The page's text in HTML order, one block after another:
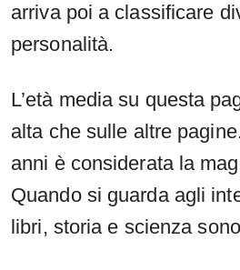
arriva poi a classificare
personalità.
L’età media su questa
alta che sulle altre
anni è considerata la
Quando si guarda agli
libri, storia e scienza